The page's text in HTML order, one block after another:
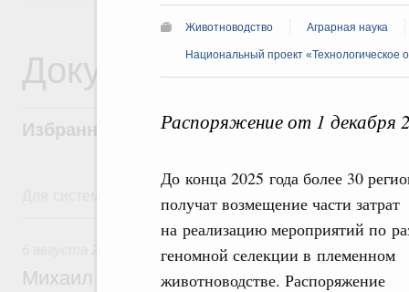
Животноводство Аграрная наука
Национальный проект «Технологическое
Распоряжение от 1 декабря
До конца 2025 года более 30
получат возмещение части затрат
на реализацию мероприятий по
геномной селекции в племенном
животноводстве. Распоряжение
Документы
Избранные документы со справками к
Для системного поиска перейдите в раздел "Поиск по
6 августа, четверг
Технологическое развитие. Инновации
Михаил Мишустин дал поручения по